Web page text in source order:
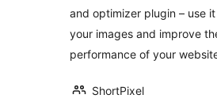
and optimizer plugin – use
your images and improve
performance of your
ShortPixel